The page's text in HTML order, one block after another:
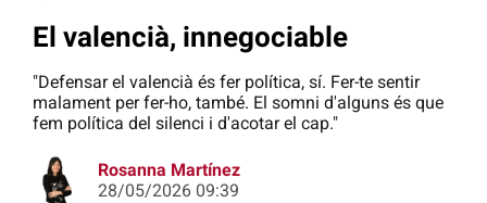
El valencià, innegociable
"Defensar el valencià és fer política, sí. Fer-te sentir
malament per fer-ho, també. El somni d'alguns és que
fem política del silenci i d'acotar el cap."
Rosanna Martínez
28/05/2026 09:39